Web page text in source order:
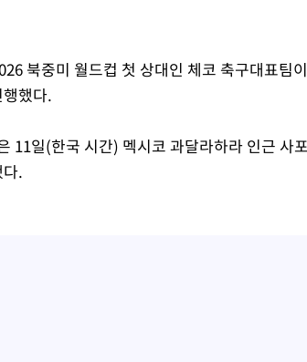
북중미 월드컵 첫 상대인 체코 축구대표팀이
했다.
11일(한국 시간) 멕시코 과달라하라 인근 사
.